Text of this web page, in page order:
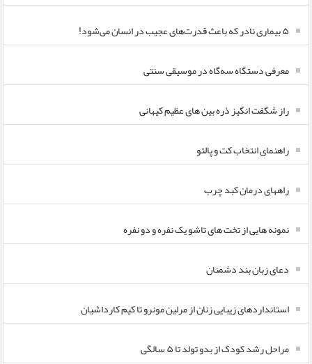
۵ بیماری نادر که باعث قدرت‌های عجیب در انسان می‌شود!
معرفی دستگاه سه‌گاه در موسیقی سنتی
راز شگفت انگیز ذره بین های عظیم کیهانی
راهنمای انتخاب کت و پالتو
راههای درمان کبد چرب
نمونه هایی از تخت های تاشو یک نفره و دو نفره
دعای زبان بند دشمنان
استانداردهای زیبایی زنان از مرلین مونرو تا کیم کارداشیان
مراحل رشد کودک از بدو تولد تا ۵ سالگی